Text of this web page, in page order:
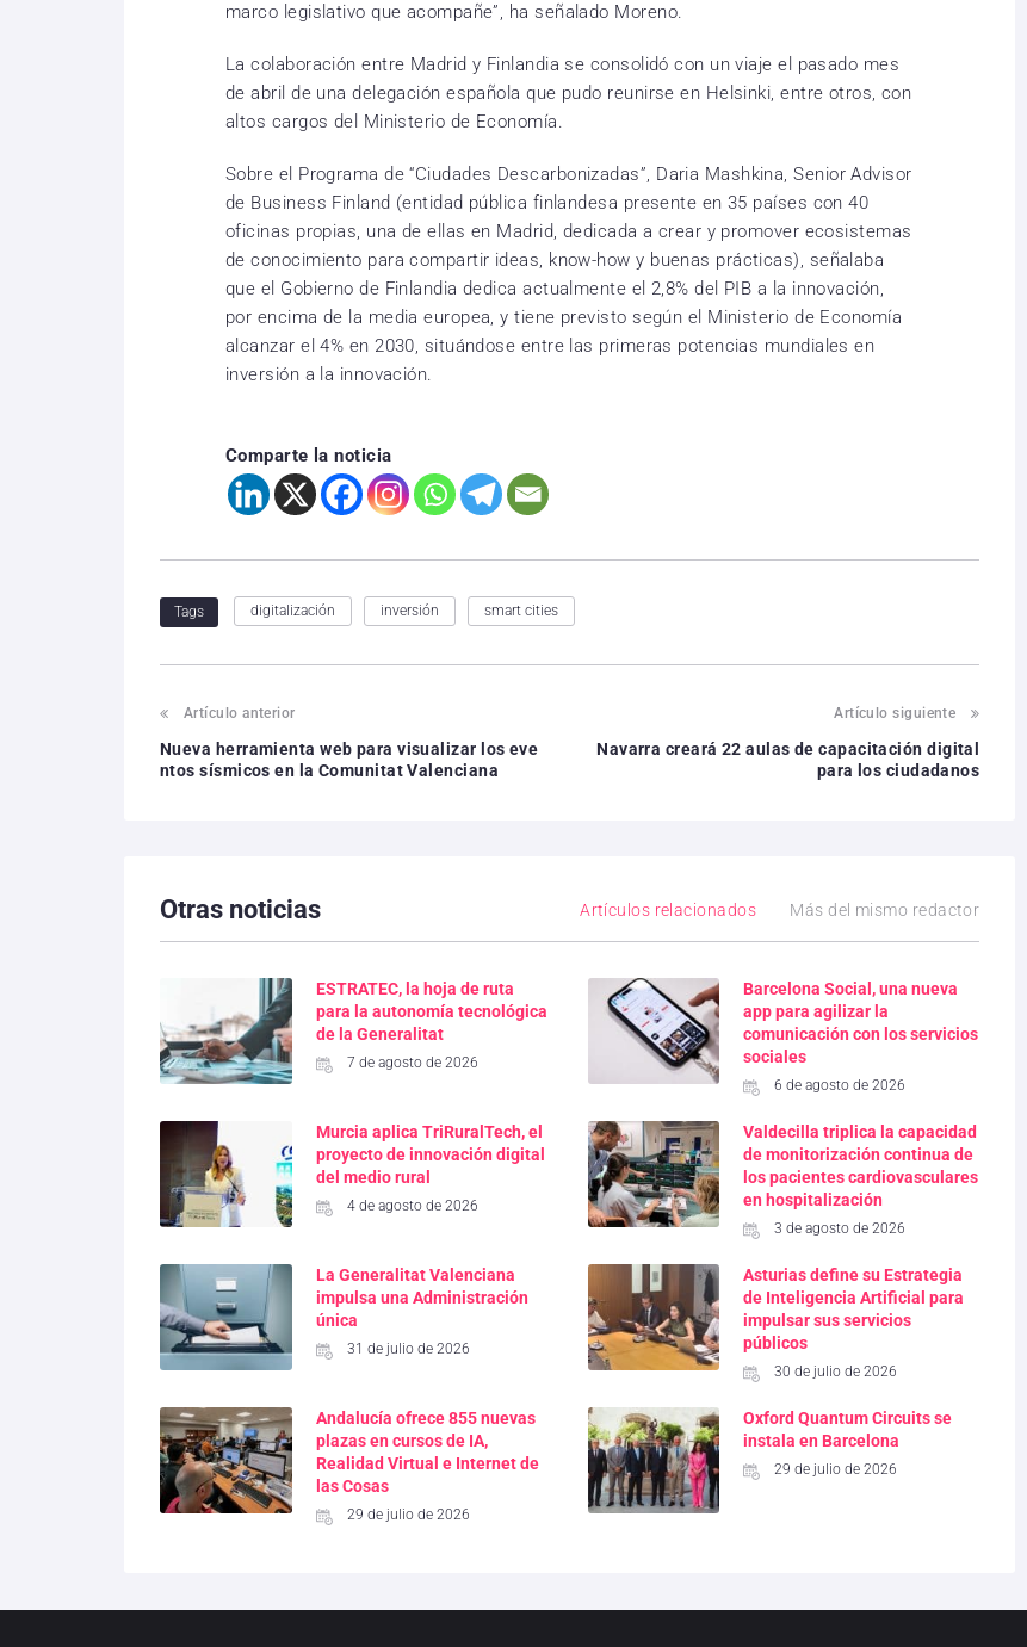
marco legislativo que acompañe”, ha señalado Moreno.
La colaboración entre Madrid y Finlandia se consolidó con un viaje el pasado mes
de abril de una delegación española que pudo reunirse en Helsinki, entre otros, con
altos cargos del Ministerio de Economía.
Sobre el Programa de “Ciudades Descarbonizadas”, Daria Mashkina, Senior Advisor
de Business Finland (entidad pública finlandesa presente en 35 países con 40
oficinas propias, una de ellas en Madrid, dedicada a crear y promover ecosistemas
de conocimiento para compartir ideas, know-how y buenas prácticas), señalaba
que el Gobierno de Finlandia dedica actualmente el 2,8% del PIB a la innovación,
por encima de la media europea, y tiene previsto según el Ministerio de Economía
alcanzar el 4% en 2030, situándose entre las primeras potencias mundiales en
inversión a la innovación.
Comparte la noticia
Tags digitalización inversión smart cities
Artículo anterior
Nueva herramienta web para visualizar los eve
ntos sísmicos en la Comunitat Valenciana
Artículo siguiente
Navarra creará 22 aulas de capacitación digital
para los ciudadanos
Otras noticias Artículos relacionados Más del mismo redactor
ESTRATEC, la hoja de ruta
para la autonomía tecnológica
de la Generalitat
7 de agosto de 2026
Barcelona Social, una nueva
app para agilizar la
comunicación con los servicios
sociales
6 de agosto de 2026
Murcia aplica TriRuralTech, el
proyecto de innovación digital
del medio rural
4 de agosto de 2026
Valdecilla triplica la capacidad
de monitorización continua de
los pacientes cardiovasculares
en hospitalización
3 de agosto de 2026
La Generalitat Valenciana
impulsa una Administración
única
31 de julio de 2026
Asturias define su Estrategia
de Inteligencia Artificial para
impulsar sus servicios
públicos
30 de julio de 2026
Andalucía ofrece 855 nuevas
plazas en cursos de IA,
Realidad Virtual e Internet de
las Cosas
29 de julio de 2026
Oxford Quantum Circuits se
instala en Barcelona
29 de julio de 2026